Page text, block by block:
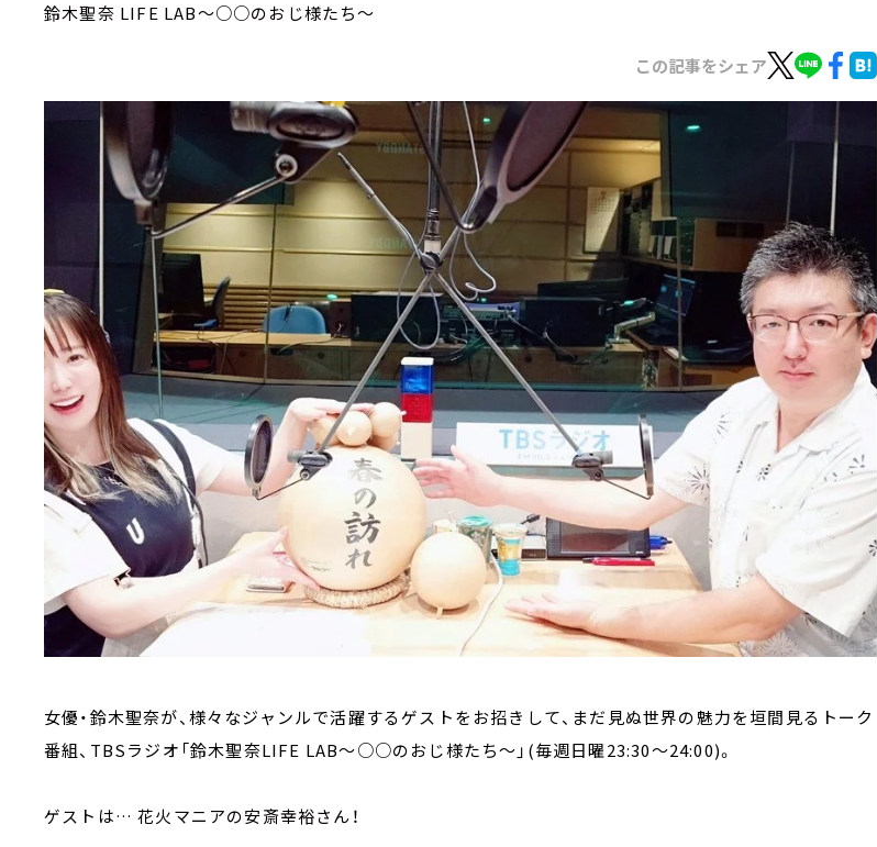
鈴木聖奈 LIFE LAB～○○のおじ様たち～
この記事をシェア
女優・鈴木聖奈が、様々なジャンルで活躍するゲストをお招きして、まだ見ぬ世界の魅力を垣間見るトーク
番組、TBSラジオ「鈴木聖奈LIFE LAB～○○のおじ様たち～」(毎週日曜23:30～24:00)。
ゲストは… 花火マニアの安斎幸裕さん！